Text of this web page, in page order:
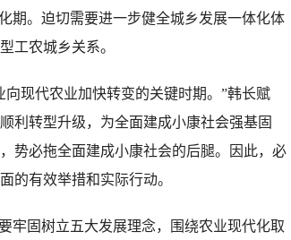
。迫切需要进一步健全城乡发展一体化体
工农城乡关系。
现代农业加快转变的关键时期。”韩长赋
利转型升级，为全面建成小康社会强基固
势必拖全面建成小康社会的后腿。因此，必
的有效举措和实际行动。
固树立五大发展理念，围绕农业现代化取